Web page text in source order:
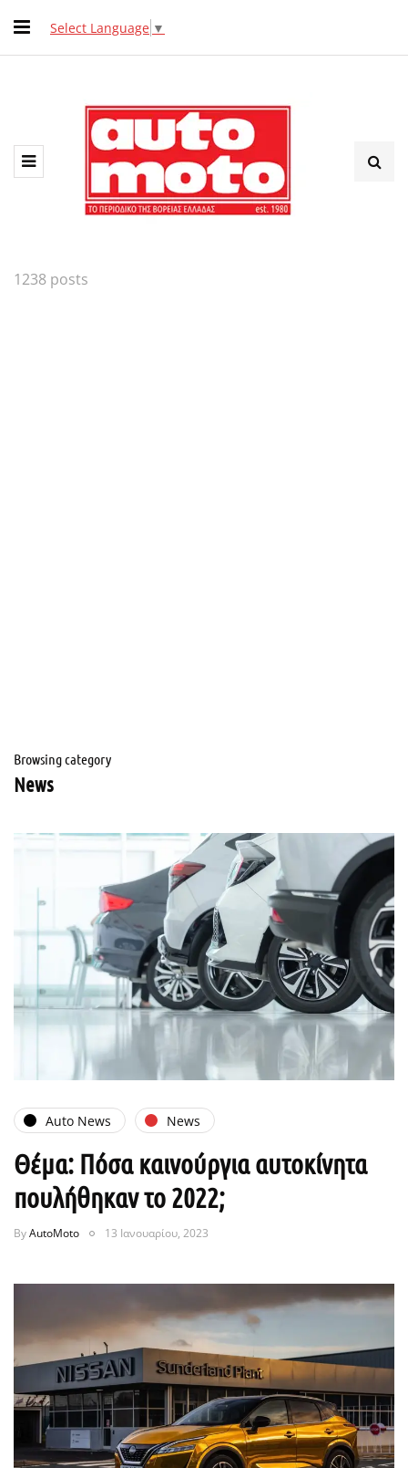
Select Language ▼
1238 posts
Browsing category
News
Auto News News
Θέμα: Πόσα καινούργια αυτοκίνητα
πουλήθηκαν το 2022;
ByAutoMoto 13 Ιανουαρίου, 2023